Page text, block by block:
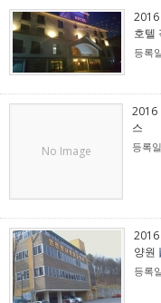
2016
호텔
등록
No Image
2016
스
등록
2016
양원
등록